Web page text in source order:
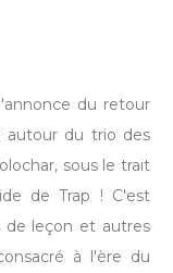
du retour
autour du trio des
sous le trait
de Trap ! C'est
de leçon et autres
à l'ère du